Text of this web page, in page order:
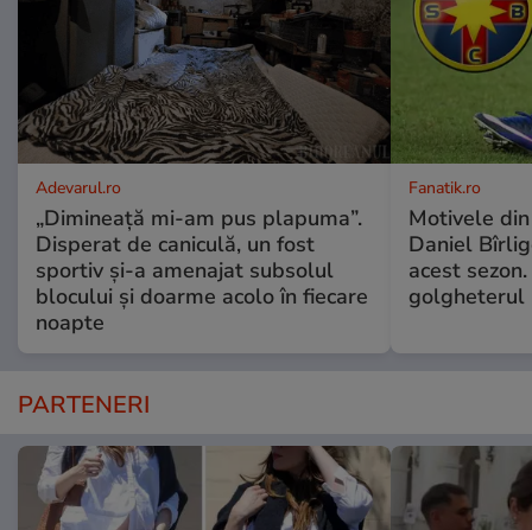
Adevarul.ro
„Dimineață mi-am pus plapuma”.
Disperat de caniculă, un fost
sportiv și-a amenajat subsolul
blocului și doarme acolo în fiecare
noapte
Fanatik.ro
Motivele
Daniel
acest
golgheterul
PARTENERI